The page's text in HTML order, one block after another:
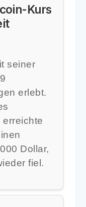
Kurs
seiner
erlebt.
erreichte
Dollar,
fiel.